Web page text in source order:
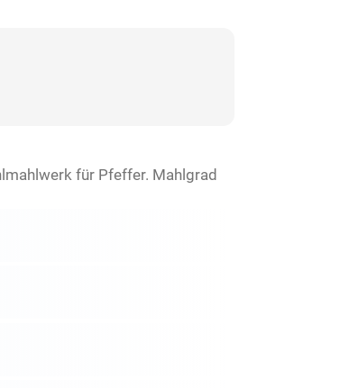
für Pfeffer. Mahlgrad